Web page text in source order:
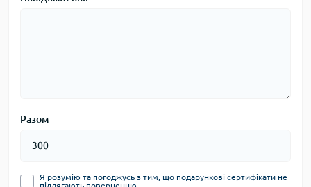
Разом
Я розумію та погоджусь з тим, що подарункові сертифікати не